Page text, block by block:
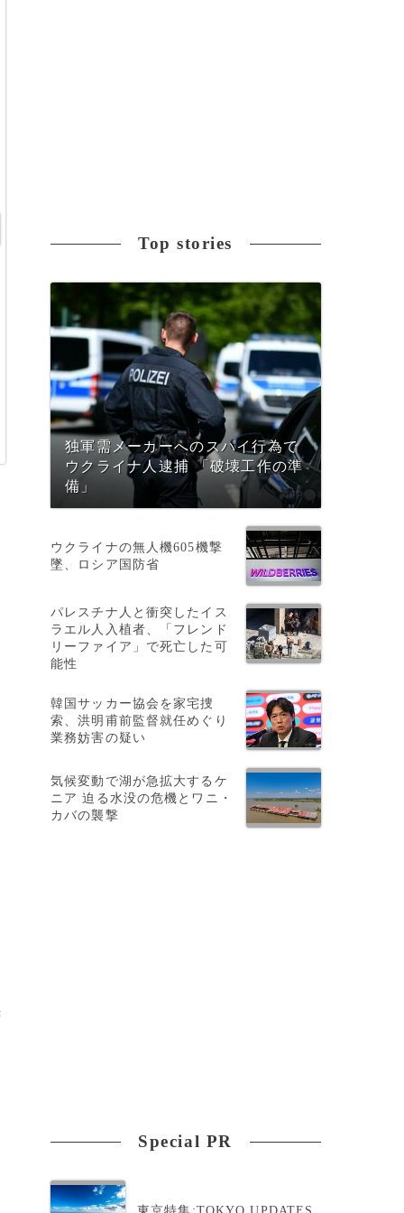
Top stories
独軍需メーカーへのスパイ行為で
ウクライナ人逮捕 「破壊工作の準
備」
ウクライナの無人機605機撃
墜、ロシア国防省
パレスチナ人と衝突したイス
ラエル人入植者、「フレンド
リーファイア」で死亡した可
能性
韓国サッカー協会を家宅捜
索、洪明甫前監督就任めぐり
業務妨害の疑い
気候変動で湖が急拡大するケ
ニア 迫る水没の危機とワニ・
カバの襲撃
Special PR
東京特集:TOKYO UPDATES